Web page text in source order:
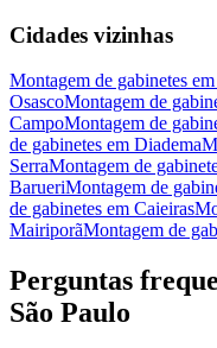
Cidades vizinhas
Montagem de gabinetes em
OsascoMontagem de
CampoMontagem de
de gabinetes em Diadema
SerraMontagem de
BarueriMontagem de
de gabinetes em Caieiras
MairiporãMontagem de
Perguntas
São Paulo